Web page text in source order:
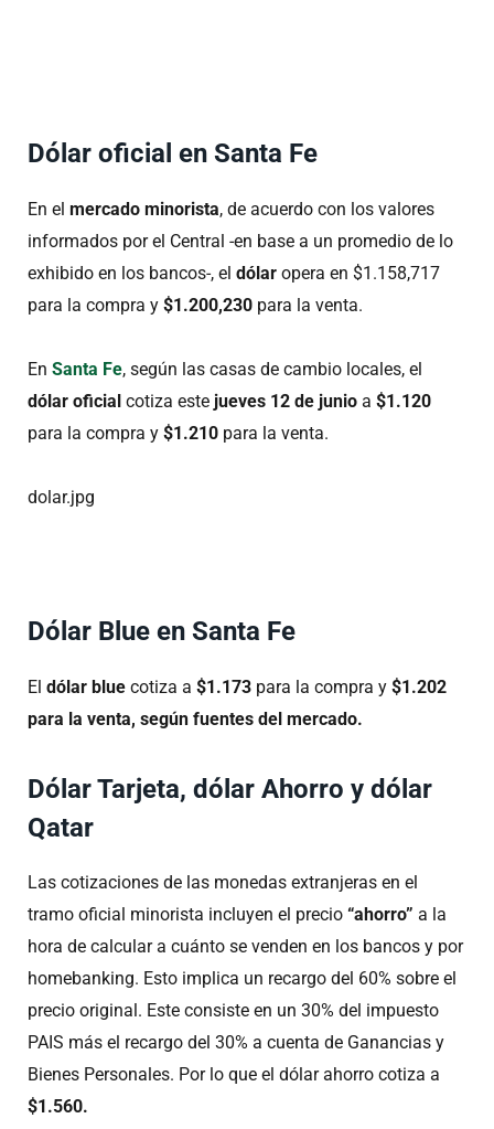
Dólar oficial en Santa Fe
En el mercado minorista, de acuerdo con los valores
informados por el Central -en base a un promedio de lo
exhibido en los bancos-, el dólar opera en $1.158,717
para la compra y $1.200,230 para la venta.
En Santa Fe, según las casas de cambio locales, el
dólar oficial cotiza este jueves 12 de junio a $1.120
para la compra y $1.210 para la venta.
dolar.jpg
Dólar Blue en Santa Fe
El dólar blue cotiza a $1.173 para la compra y $1.202
para la venta, según fuentes del mercado.
Dólar Tarjeta, dólar Ahorro y dólar
Qatar
Las cotizaciones de las monedas extranjeras en el
tramo oficial minorista incluyen el precio “ahorro” a la
hora de calcular a cuánto se venden en los bancos y por
homebanking. Esto implica un recargo del 60% sobre el
precio original. Este consiste en un 30% del impuesto
PAIS más el recargo del 30% a cuenta de Ganancias y
Bienes Personales. Por lo que el dólar ahorro cotiza a
$1.560.